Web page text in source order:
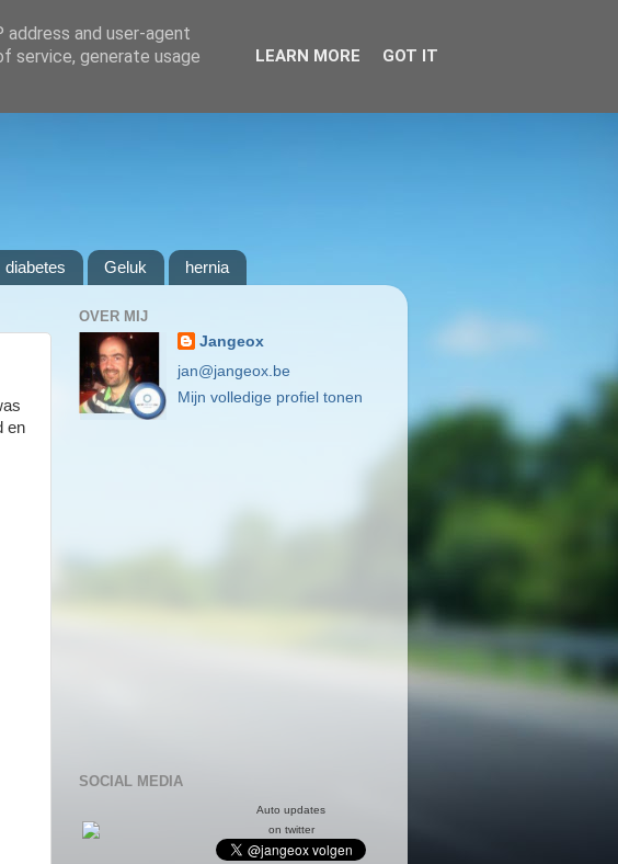
diabetes Geluk hernia
en
OVER MIJ
Jangeox
jan@jangeox.be
Mijn volledige profiel tonen
SOCIAL MEDIA
Auto updates
on twitter
and user-agent
service, generate usage
LEARN MORE GOT IT